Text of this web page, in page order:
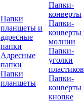
Папки
планшеты и
адресные
папки
Адресные
папки
Папки
планшеты
Папки-
конверты
Папки-
конверты
молнии
Папки-
уголки
Папки-
конверты
кнопке